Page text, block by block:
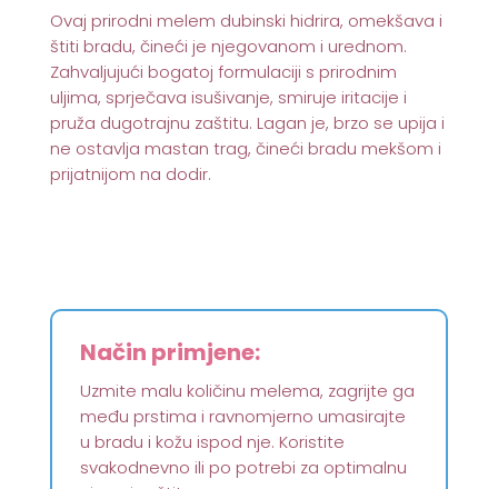
zaštitu
i
hidrataciju
brade
10g
količina
Ovaj prirodni melem dubinski hidrira, omekšava i
štiti bradu, čineći je njegovanom i urednom.
Zahvaljujući bogatoj formulaciji s prirodnim
uljima, sprječava isušivanje, smiruje iritacije i
pruža dugotrajnu zaštitu. Lagan je, brzo se upija i
ne ostavlja mastan trag, čineći bradu mekšom i
prijatnijom na dodir.
Način primjene:
Uzmite malu količinu melema, zagrijte ga
među prstima i ravnomjerno umasirajte
u bradu i kožu ispod nje. Koristite
svakodnevno ili po potrebi za optimalnu